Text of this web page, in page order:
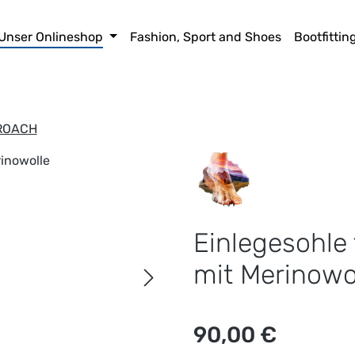
Onlineshop Fashion, Sport and Shoes
mit
Regulärer Preis:
90,00 €